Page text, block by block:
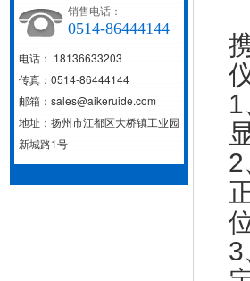
销售电话：
0514-86444144
电话： 18136633203
传真：0514-86444144
邮箱：sales@aikeruide.com
地址：扬州市江都区大桥镇工业园
新城路1号
2
3